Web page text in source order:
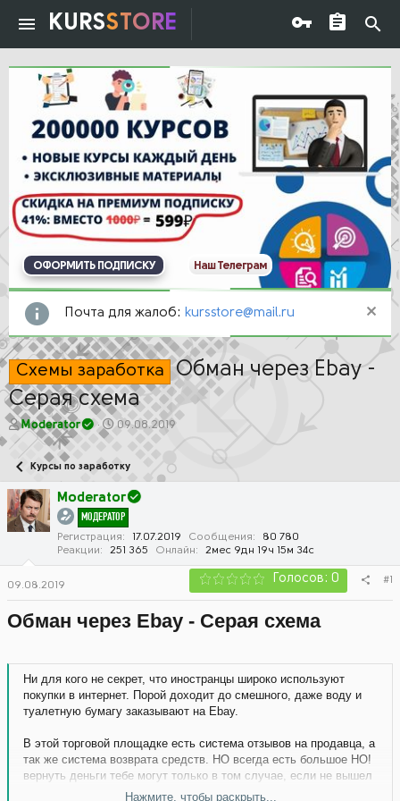
KURSSTORE
ОФОРМИТЬ ПОДПИСКУ Наш Телеграм
Почта для жалоб: kursstore@mail.ru
Схемы заработка Обман через Ebay -
Серая схема
А
т
о
р
т
е
Moderator
Д
а
а
ч
а
л
а
09.08.2019
Курсы по заработку
Moderator
МОДЕРАТОР
Регистрация 17.07.2019 Сообщения
80 780
Реакции
251 365 Онлайн 2мес 9дн 19ч 15м 34с
09.08.2019 Голосов: 0 #1
Обман через Ebay - Серая схема
Ни для кого не секрет, что иностранцы широко используют
покупки в интернет. Порой доходит до смешного, даже воду и
туалетную бумагу заказывают на Ebay.
В этой торговой площадке есть система отзывов на продавца, а
так же система возврата средств. НО всегда есть большое НО!
вернуть деньги тебе могут только в том случае, если не вышел
срок жалобы 45 дней и только если оплата была совершена
Нажмите, чтобы раскрыть...